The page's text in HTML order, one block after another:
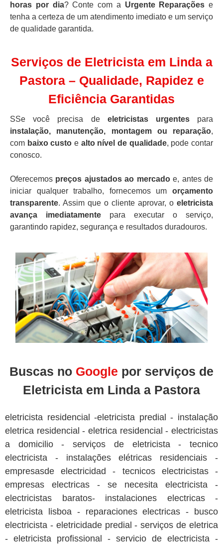
horas por dia? Conte com a Urgente Reparações e
tenha a certeza de um atendimento imediato e um serviço
de qualidade garantida.
Serviços de Eletricista em Linda a
Pastora – Qualidade, Rapidez e
Eficiência Garantidas
SSe você precisa de eletricistas urgentespara
instalação, manutenção, montagem ou reparação,
com baixo custo e alto nível de qualidade, pode contar
conosco.
Oferecemos preços ajustados ao mercadoe, antes de
iniciar qualquer trabalho, fornecemos um orçamento
transparente. Assim que o cliente aprovar, o eletricista
avança imediatamente para executar o serviço,
garantindo rapidez, segurança e resultados duradouros.
Buscas no Google por serviços de
Eletricista em Linda a Pastora
eletricista residencial -eletricista predial - instalação
eletrica residencial - eletrica residencial - electricistas
a domicilio - serviços de eletricista - tecnico
electricista - instalações elétricas residenciais -
empresasde electricidad - tecnicos electricistas -
empresas electricas - se necesita electricista -
electricistas baratos- instalaciones electricas -
eletricista lisboa - reparaciones electricas - busco
electricista - eletricidade predial - serviços de eletrica
- eletricista profissional - servicio de electricista -